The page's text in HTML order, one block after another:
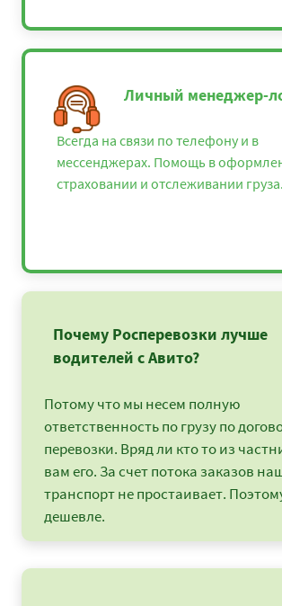
Личный менеджер-
Всегда на связи по телефону и в
мессенджерах. Помощь в
страховании и отслеживании груза.
Почему Росперевозки лучше
водителей с Авито?
Потому что мы несем полную
ответственность по грузу по
перевозки. Вряд ли кто то из
вам его. За счет потока заказов
транспорт не простаивает.
дешевле.